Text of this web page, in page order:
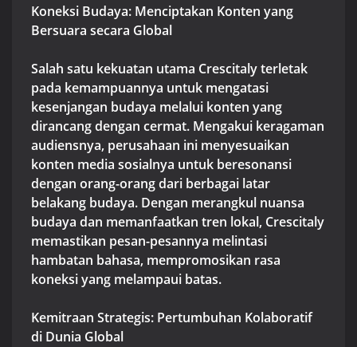
Koneksi Budaya: Menciptakan Konten yang
Bersuara secara Global
Salah satu kekuatan utama Crescitaly terletak
pada kemampuannya untuk mengatasi
kesenjangan budaya melalui konten yang
dirancang dengan cermat. Mengakui keragaman
audiensnya, perusahaan ini menyesuaikan
konten media sosialnya untuk beresonansi
dengan orang-orang dari berbagai latar
belakang budaya. Dengan merangkul nuansa
budaya dan memanfaatkan tren lokal, Crescitaly
memastikan pesan-pesannya melintasi
hambatan bahasa, mempromosikan rasa
koneksi yang melampaui batas.
Kemitraan Strategis: Pertumbuhan Kolaboratif
di Dunia Global